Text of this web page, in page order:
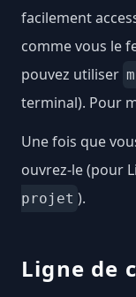
facilement
comme vous le
pouvez utiliser
terminal). Pour
Une fois que
ouvrez-le (pour
projet ).
Ligne de